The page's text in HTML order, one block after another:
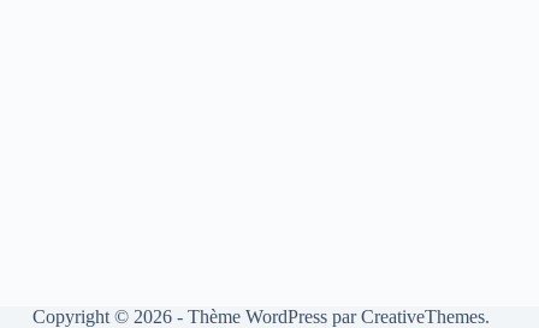
Copyright © 2026 - Thème WordPress parCreativeThemes.